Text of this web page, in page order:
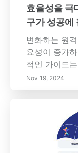
효율성을 극
구가 성공에
변화하는 원
요성이 증가
적인 가이드
히 발생하는
제를 어떻게
이러한 도구
여 팀원 간의
사용함으로
Nov 19, 2024